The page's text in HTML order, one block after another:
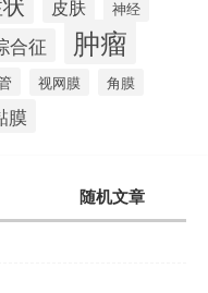
皮肤 神经
合征 肿瘤
视网膜 角膜
膜
随机文章